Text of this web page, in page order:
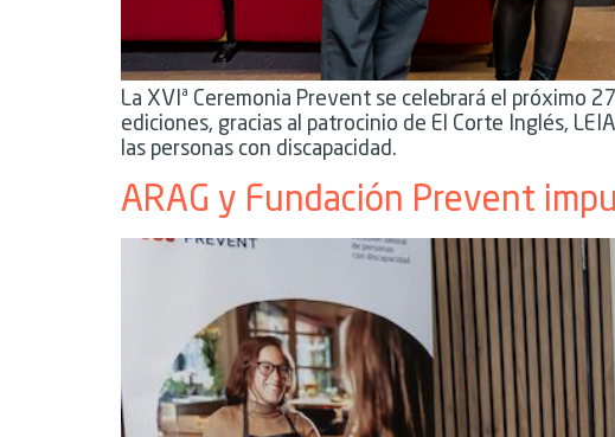
La XVIª Ceremonia Prevent se celebrará el próximo
ediciones, gracias al patrocinio de El Corte Inglés,
las personas con discapacidad.
ARAG y Fundación Prevent